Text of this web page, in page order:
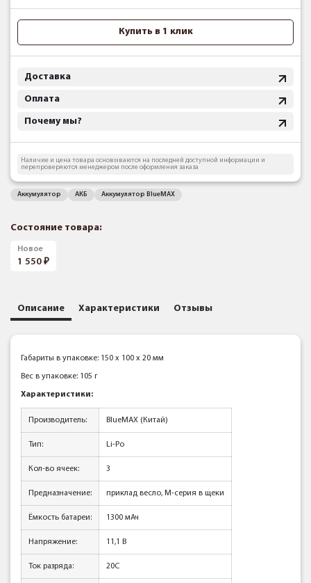
Купить в 1 клик
Доставка
Оплата
Почему мы?
Наличие и цена товара основываются на последней доступной информации и
перепроверяются менеджером после оформления заказа
Аккумулятор АКБ Аккумулятор BlueMAX
Состояние товара:
Новое
1 550
Описание Характеристики Отзывы
Габариты в упаковке: 150 x 100 x 20 мм
Вес в упаковке: 105 г
Характеристики:
Производитель: BlueMAX (Китай)
Тип: Li-Po
Кол-во ячеек: 3
Предназначение: приклад весло, М-серия в щеки
Ёмкость батареи: 1300 мАч
Напряжение: 11,1 В
Ток разряда: 20C